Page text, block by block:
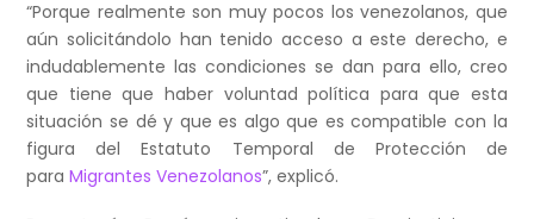
“Porque realmente son muy pocos los venezolanos, que
aún solicitándolo han tenido acceso a este derecho, e
indudablemente las condiciones se dan para ello, creo
que tiene que haber voluntad política para que esta
situación se dé y que es algo que es compatible con la
figura del Estatuto Temporal de Protección de
paraMigrantes Venezolanos”, explicó.